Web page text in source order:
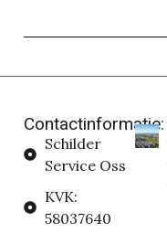
Contactinformatie:
Schilder
Service Oss
KVK:
58037640